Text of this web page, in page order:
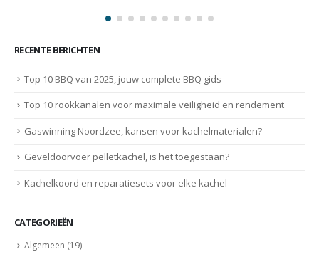
RECENTE BERICHTEN
Top 10 BBQ van 2025, jouw complete BBQ gids
Top 10 rookkanalen voor maximale veiligheid en rendement
Gaswinning Noordzee, kansen voor kachelmaterialen?
Geveldoorvoer pelletkachel, is het toegestaan?
Kachelkoord en reparatiesets voor elke kachel
CATEGORIEËN
Algemeen (19)